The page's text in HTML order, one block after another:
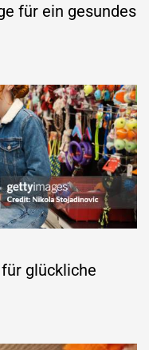
für ein gesundes
glückliche